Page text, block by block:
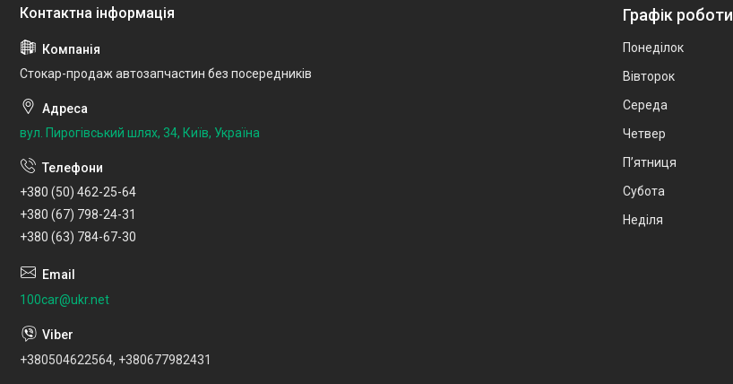
Стокар-продаж автозапчастин без посередників
вул. Пирогівський шлях, 34, Київ, Україна
+380 (50) 462-25-64
+380 (67) 798-24-31
+380 (63) 784-67-30
100car@ukr.net
+380504622564, +380677982431
Графік роботи
Понеділок
Вівторок
Середа
Четвер
Пʼятниця
Субота
Неділя